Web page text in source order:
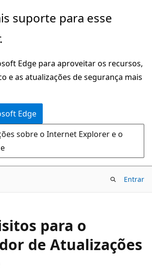
suporte para esse
Edge para aproveitar os recursos,
e as atualizações de segurança mais
Edge
sobre o Internet Explorer e o
Entrar
para o
de Atualizações